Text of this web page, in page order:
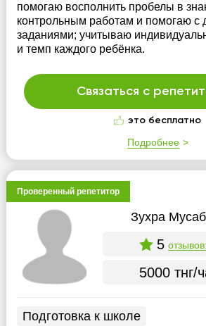
помогаю восполнить пробелы в
контрольным работам и помогаю
заданиями; учитываю
и темп каждого ребёнка.
Связаться с
это бесплатно
Подробнее
Проверенный репетитор
Зухра
5
5000 тнг/
Подготовка к школе